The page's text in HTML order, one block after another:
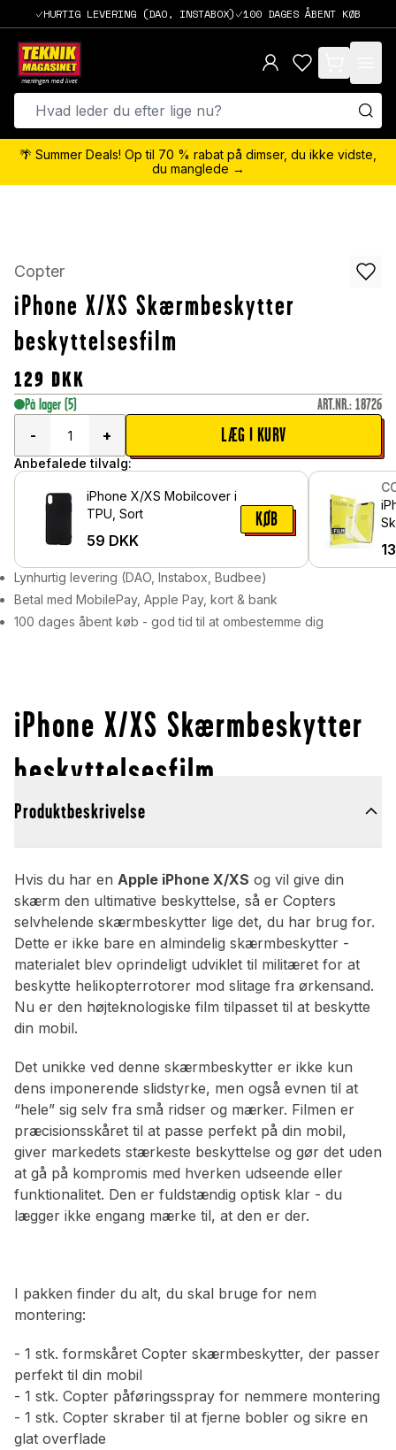
HURTIG LEVERING (DAO, INSTABOX) 100 DAGES ÅBENT KØB
items in cart,
🌴 Summer Deals! Op til 70 % rabat på dimser, du ikke vidste,
du manglede →
Copter
iPhone X/XS Skærmbeskytter
beskyttelsesfilm
129 DKK
På lager (5) ART.NR.: 18726
-
+ LÆG I KURV
Anbefalede tilvalg:
iPhone X/XS Mobilcover i
TPU, Sort
59 DKK
KØB
Lynhurtig levering (DAO, Instabox, Budbee)
Betal med MobilePay, Apple Pay, kort & bank
100 dages åbent køb - god tid til at ombestemme dig
iPhone X/XS Skærmbeskytter
beskyttelsesfilm
Produktbeskrivelse
Hvis du har en Apple iPhone X/XS og vil give din
skærm den ultimative beskyttelse, så er Copters
selvhelende skærmbeskytter lige det, du har brug for.
Dette er ikke bare en almindelig skærmbeskytter -
materialet blev oprindeligt udviklet til militæret for at
beskytte helikopterrotorer mod slitage fra ørkensand.
Nu er den højteknologiske film tilpasset til at beskytte
din mobil.
Det unikke ved denne skærmbeskytter er ikke kun
dens imponerende slidstyrke, men også evnen til at
“hele” sig selv fra små ridser og mærker. Filmen er
præcisionsskåret til at passe perfekt på din mobil,
giver markedets stærkeste beskyttelse og gør det uden
at gå på kompromis med hverken udseende eller
funktionalitet. Den er fuldstændig optisk klar - du
lægger ikke engang mærke til, at den er der.
I pakken finder du alt, du skal bruge for nem
montering:
- 1 stk. formskåret Copter skærmbeskytter, der passer
perfekt til din mobil
- 1 stk. Copter påføringsspray for nemmere montering
- 1 stk. Copter skraber til at fjerne bobler og sikre en
glat overflade